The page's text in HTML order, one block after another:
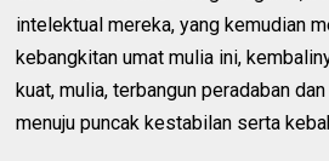
intelektual mereka, yang kemudian
kebangkitan umat mulia ini,
kuat, mulia, terbangun peradaban
menuju puncak kestabilan serta